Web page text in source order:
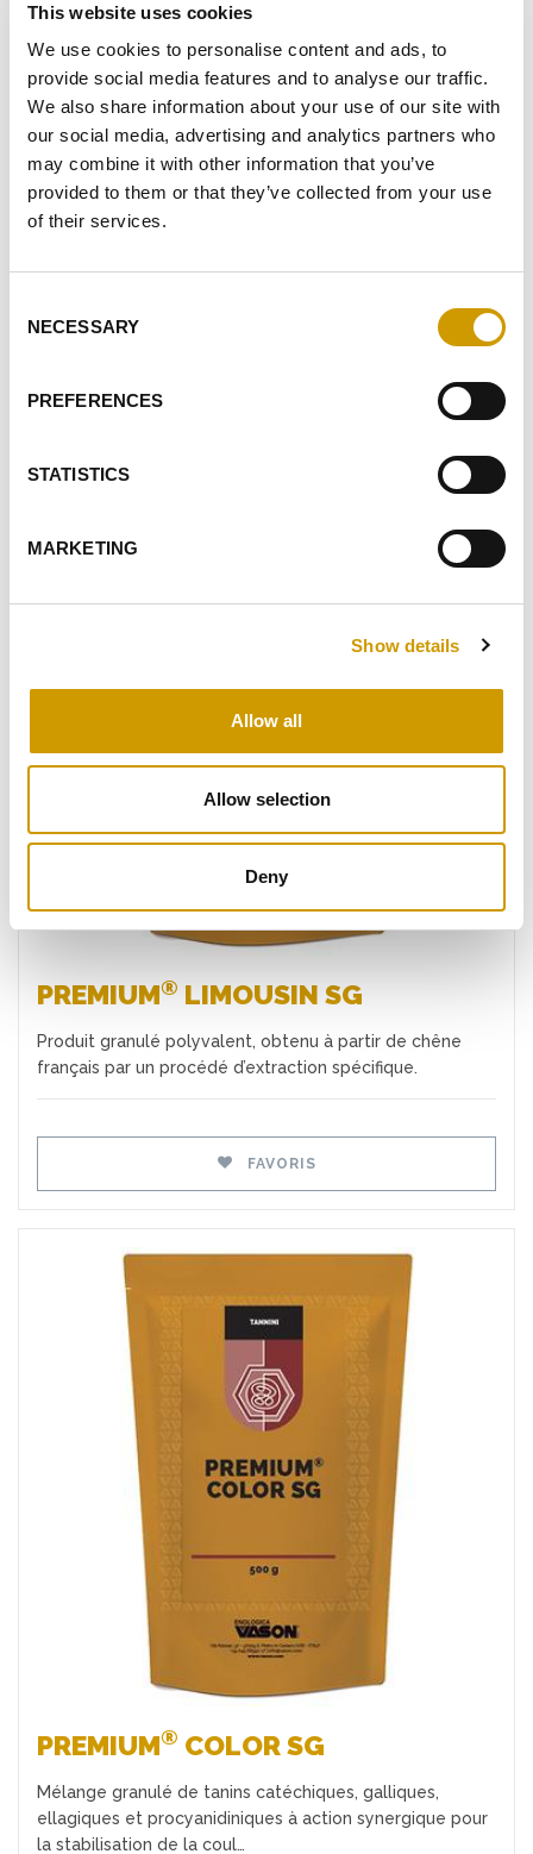
This website uses cookies
We use cookies to personalise content and ads, to
provide social media features and to analyse our traffic.
We also share information about your use of our site with
our social media, advertising and analytics partners who
may combine it with other information that you’ve
provided to them or that they’ve collected from your use
of their services.
Selection
NECESSARY
PREFERENCES
STATISTICS
MARKETING
Show details
Allow all
Allow selection
Deny
de chêne français délicat par un procédé sp&eacu…
PREMIUM® LIMOUSIN SG
Produit granulé polyvalent, obtenu à partir de chêne
français par un procédé d’extraction spécifique.
FAVORIS
Favoris
PREMIUM® COLOR SG
Mélange granulé de tanins catéchiques, galliques,
ellagiques et procyanidiniques à action synergique pour
la stabilisation de la coul…